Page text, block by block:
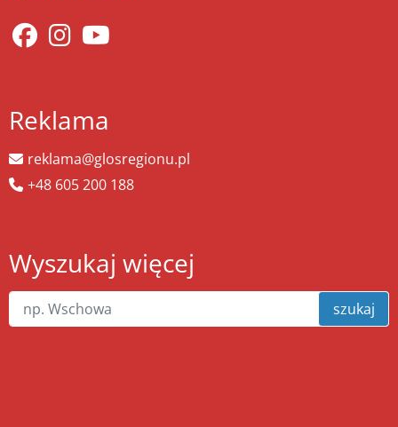
Reklama
reklama@glosregionu.pl
+48 605 200 188
Wyszukaj więcej
szukaj